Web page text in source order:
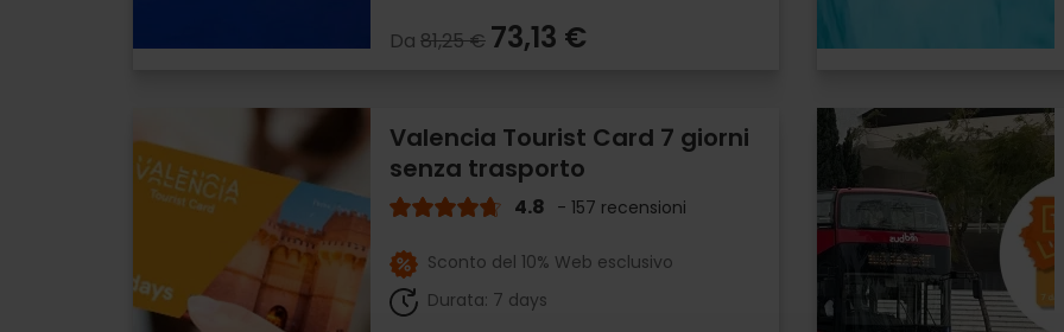
Da 81,25 € 73,13 €
Valencia Tourist Card 7 giorni
senza trasporto
4.8 - 157 recensioni
Sconto del 10% Web esclusivo
Durata: 7 days